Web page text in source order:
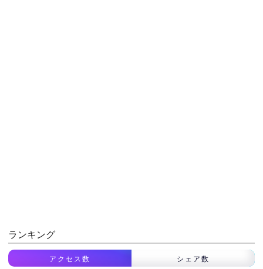
ランキング
アクセス数 シェア数